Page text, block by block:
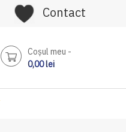
Contact
Coşul meu
0,00 lei